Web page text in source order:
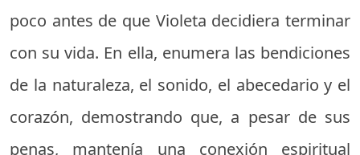
poco antes de que Violeta decidiera terminar
con su vida. En ella, enumera las bendiciones
de la naturaleza, el sonido, el abecedario y el
corazón, demostrando que, a pesar de sus
penas, mantenía una conexión espiritual